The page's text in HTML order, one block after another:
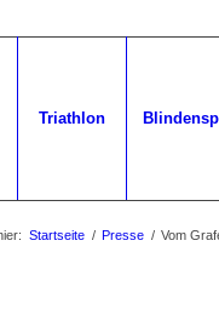
Triathlon
Startseite / Presse / Vom